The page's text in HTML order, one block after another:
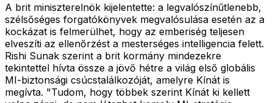
A brit miniszterelnök kijelentette: a legvalószínűtlenebb,
szélsőséges forgatókönyvek megvalósulása esetén az a
kockázat is felmerülhet, hogy az emberiség teljesen
elveszíti az ellenőrzést a mesterséges intelligencia felett.
Rishi Sunak szerint a brit kormány mindezekre
tekintettel hívta össze a jövő hétre a világ első globális
MI-biztonsági csúcstalálkozóját, amelyre Kínát is
megívta. "Tudom, hogy többek szerint Kínát ki kellett